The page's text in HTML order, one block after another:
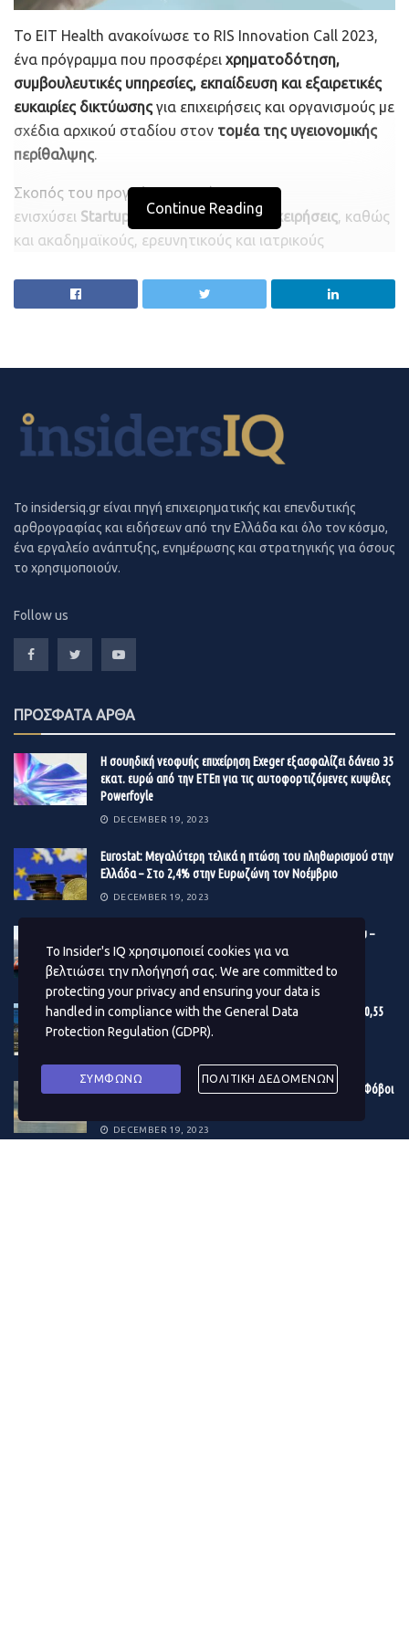
Το EIT Health ανακοίνωσε το RIS Innovation Call 2023,
ένα πρόγραμμα που προσφέρει χρηματοδότηση,
συμβουλευτικές υπηρεσίες, εκπαίδευση και εξαιρετικές
ευκαιρίες δικτύωσης για επιχειρήσεις και οργανισμούς με
σχέδια αρχικού σταδίου στον τομέα της υγειονομικής
περίθαλψης.
Σκοπός του προγράμματος είναι να
ενισχύσει Startups καιμικρομεσαίες επιχειρήσεις, καθώς
και ακαδημαϊκούς, ερευνητικούς και ιατρικούς
υπηρεσίες που μετασχηματίζουν τα συστήματα υγείας
σε συγκεκριμένους τομείς ενδιαφέροντος.
από τις εξής βασικές θεματικές περιοχές που έχει
Ψυχική υγείακαιυγεία εγκεφάλου
(Brain and Mental
Health)
Ενίσχυση τηςυγιούς διαβίωσης (Fostering Healthier
Lives)
Αξιοποίηση
Κάθε κοινοπραξία που θα επιλεγεί για χρηματοδότηση,
ανάπτυξη της προτεινόμενης λύσης, αλλά και
συμβουλευτικές υπηρεσίες, εκπαίδευση και ευκαιρίες
δικτύωσης.
Μπορείτε να παρακολουθήσετε το ενημερωτικό
διαδικτυακό σεμινάριο το οποίο θα πραγματοποιηθεί
στις14 Σεπτεμβρίου 2022
Ελλάδας.
Εγγραφές για το σεμινάριο,
Η υποβολή αιτήσεων πραγματοποιείται έως τις
Οκτωβρίου 2022.
Πηγή:startupper.gr
Continue Reading
To insidersiq.gr είναι πηγή επιχειρηματικής και επενδυτικής
αρθρογραφίας και ειδήσεων από την Ελλάδα και όλο τον κόσμο,
ένα εργαλείο ανάπτυξης, ενημέρωσης και στρατηγικής για όσους
το χρησιμοποιούν.
Follow us
ΠΡΟΣΦΑΤΑ ΑΡΘΑ
Η σουηδική νεοφυής επιχείρηση Exeger εξασφαλίζει δάνειο 35
εκατ. ευρώ από την ΕΤΕπ για τις αυτοφορτιζόμενες κυψέλες
Powerfoyle
DECEMBER 19, 2023
Eurostat: Μεγαλύτερη τελικά η πτώση του πληθωρισμού στην
Ελλάδα – Στο 2,4% στην Ευρωζώνη τον Νοέμβριο
DECEMBER 19, 2023
Βonus 10 εκατ. ευρώ στους μετόχους της Γέφυρας Ρίου –
Αντιρρίου
DECEMBER 19, 2023
Εγκρίθηκε ο προϋπολογισμός του Δ. Αθηναίων – Στα 180,55
εκατ. ευρώ το επενδυτικό πρόγραμμα του 2024
Η κρίση στην Ερυθρά Θάλασσα μουδιάζει τις αγορές – Φόβοι
DECEMBER 19, 2023
Το Insider's IQ χρησιμοποιεί cookies για να
βελτιώσει την πλοήγησή σας. We are committed to
protecting your privacy and ensuring your data is
handled in compliance with the General Data
Protection Regulation (GDPR).
ΣΥΜΦΩΝΩ ΠΟΛΙΤΙΚΗ ΔΕΔΟΜΕΝΩΝ